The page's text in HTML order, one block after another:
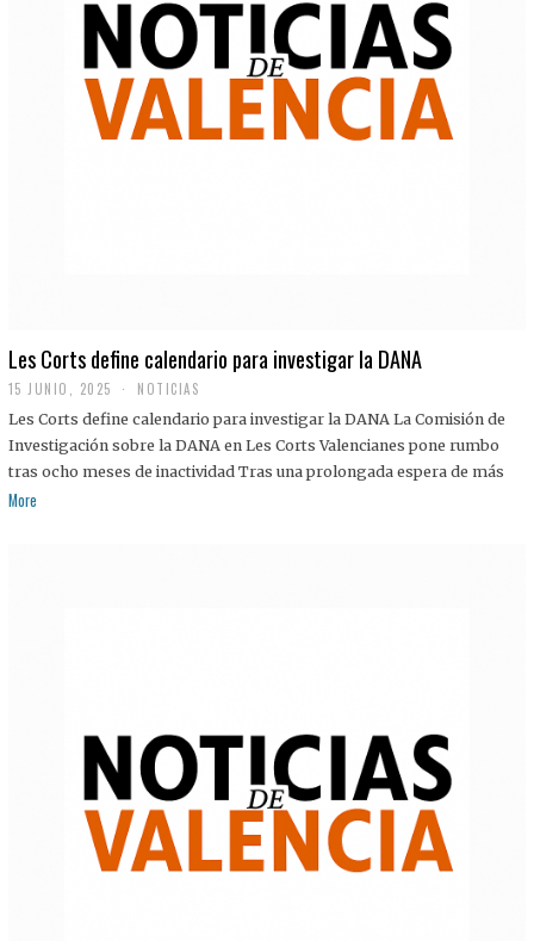
Les Corts define calendario para investigar la DANA
15 JUNIO, 2025 NOTICIAS
Les Corts define calendario para investigar la DANA La Comisión de
Investigación sobre la DANA en Les Corts Valencianes pone rumbo
tras ocho meses de inactividad Tras una prolongada espera de más
More